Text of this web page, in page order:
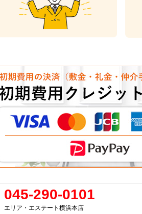
045-290-0101
エリア・エステート横浜本店